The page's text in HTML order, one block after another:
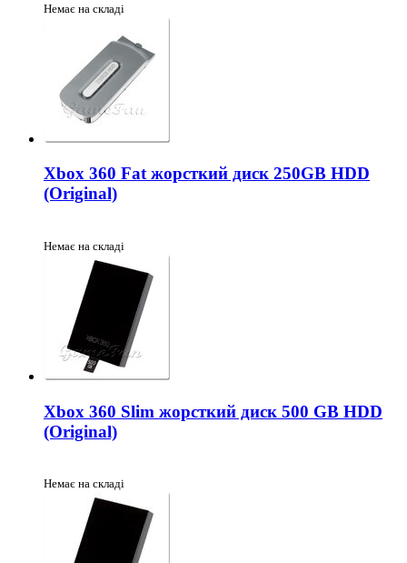
Немає на складі
Xbox 360 Fat жорсткий диск 250GB HDD
(Original)
Немає на складі
Xbox 360 Slim жорсткий диск 500 GB HDD
(Original)
Немає на складі